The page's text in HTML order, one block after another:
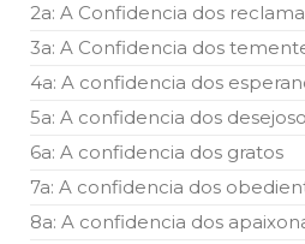
2a: A Confidencia dos
3a: A Confidencia dos
4a: A confidencia dos
5a: A confidencia dos
6a: A confidencia dos gratos
7a: A confidencia dos
8a: A confidencia dos